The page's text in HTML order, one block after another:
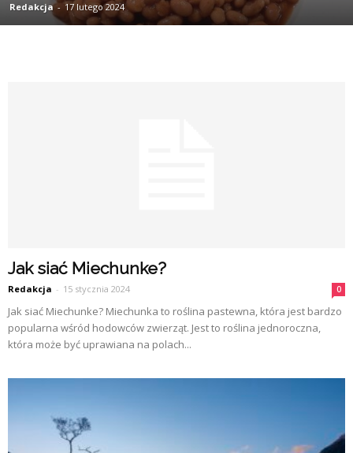
Redakcja - 17 lutego 2024
Jak siać Miechunke?
Redakcja - 15 stycznia 2024 0
Jak siać Miechunke? Miechunka to roślina pastewna, która jest bardzo
popularna wśród hodowców zwierząt. Jest to roślina jednoroczna,
która może być uprawiana na polach...